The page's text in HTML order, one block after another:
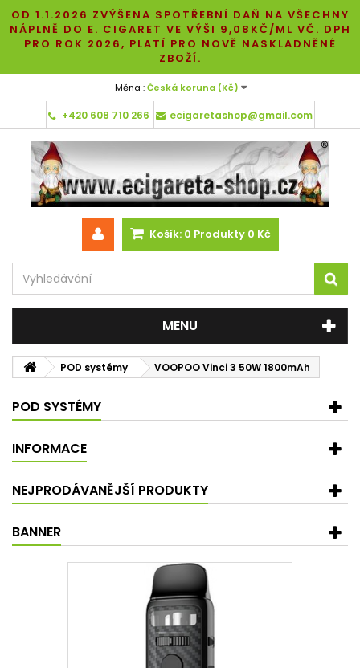
OD 1.1.2026 ZVÝŠENA SPOTŘEBNÍ DAŇ NA VŠECHNY
NÁPLNĚ DO E. CIGARET VE VÝŠI 9,08KČ/ML VČ. DPH
PRO ROK 2026, PLATÍ PRO NOVĚ NASKLADNĚNÉ
ZBOŽÍ.
Měna : Česká koruna (Kč)
+420 608 710 266 ecigaretashop@gmail.com
Košík: 0 Produkty 0 Kč
MENU
POD systémy VOOPOO Vinci 3 50W 1800mAh
POD SYSTÉMY
INFORMACE
NEJPRODÁVANĚJŠÍ PRODUKTY
BANNER